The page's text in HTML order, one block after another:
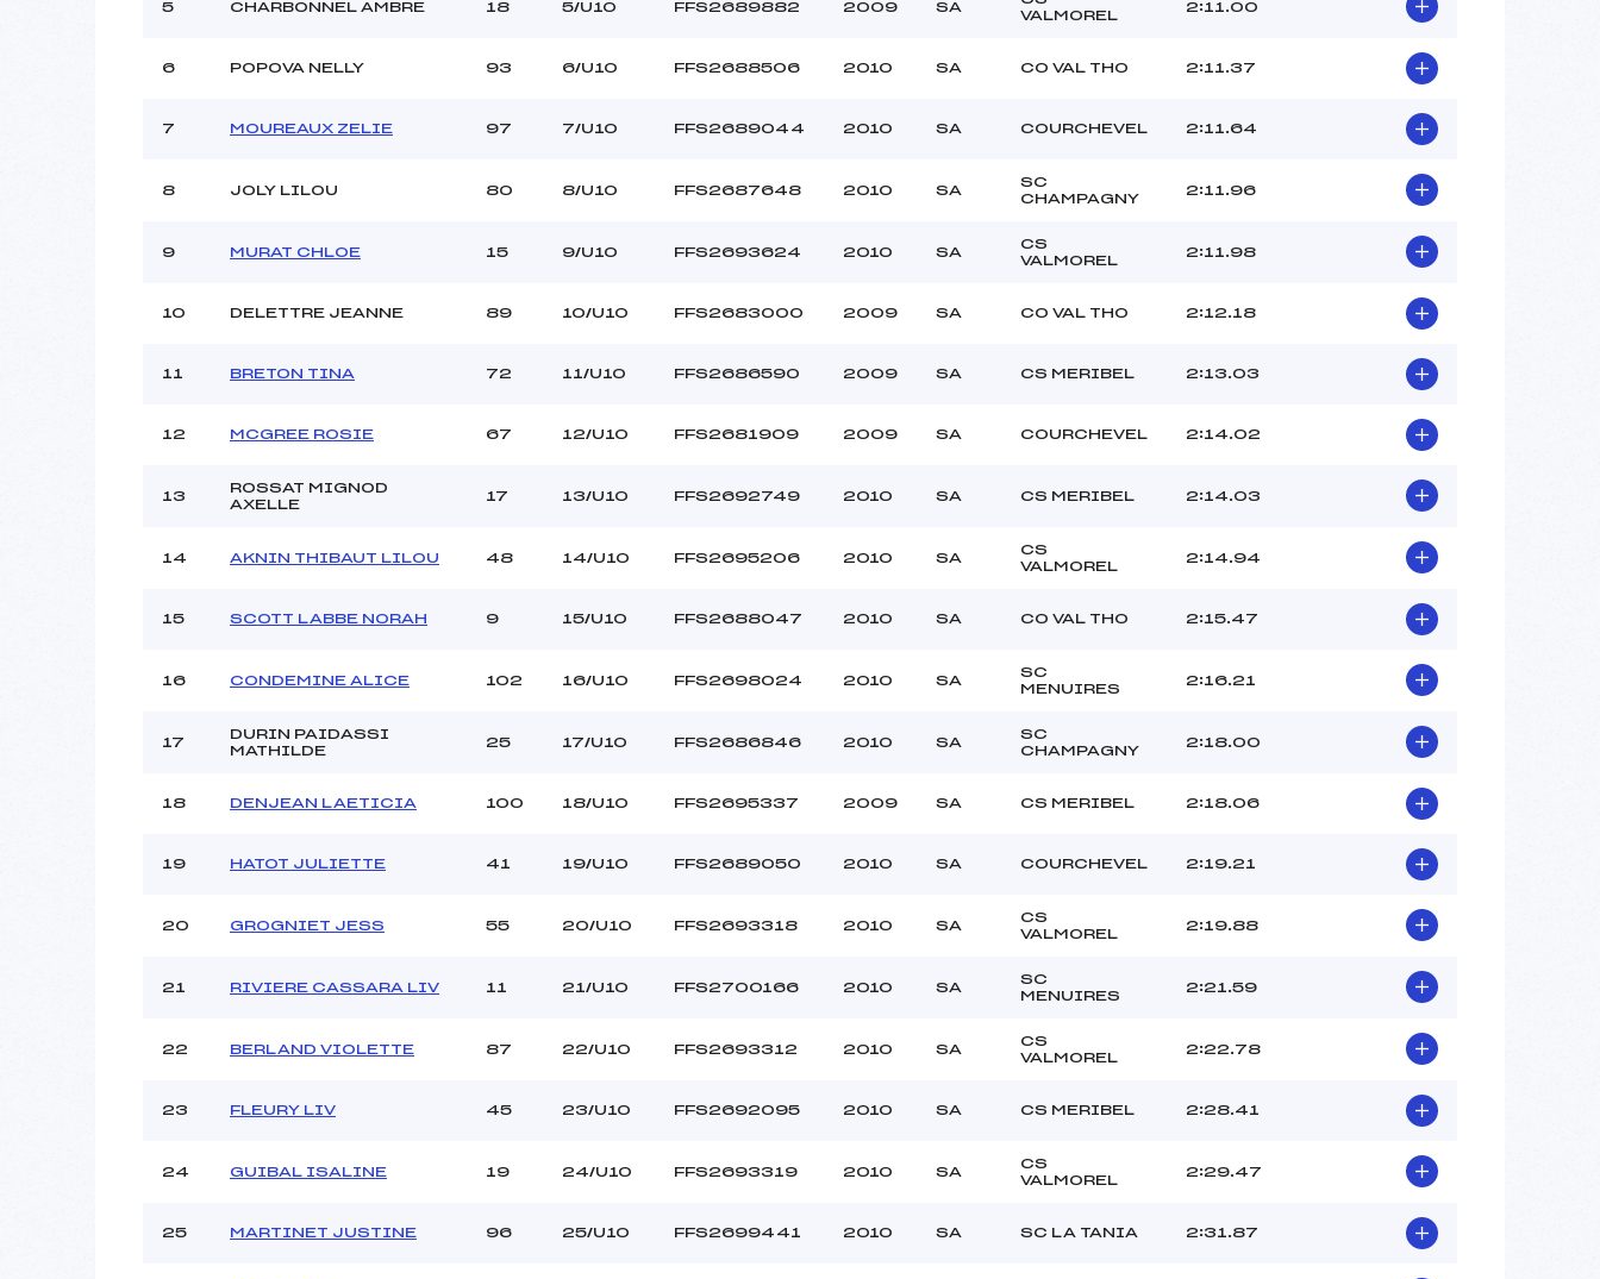
Pénalité appliquée :
–
5 CHARBONNEL AMBRE 18 5/U10 FFS2689882 2009 SA
VALMOREL
2:11.00
6 POPOVA NELLY 93 6/U10 FFS2688506 2010 SA CO VAL THO 2:11.37
7 MOUREAUX ZELIE 97 7/U10 FFS2689044 2010 SA COURCHEVEL 2:11.64
8 JOLY LILOU 80 8/U10 FFS2687648 2010 SA
SC
CHAMPAGNY
2:11.96
9 MURAT CHLOE 15 9/U10 FFS2693624 2010 SA
CS
VALMOREL
2:11.98
10 DELETTRE JEANNE 89 10/U10 FFS2683000 2009 SA CO VAL THO 2:12.18
11 BRETON TINA 72 11/U10 FFS2686590 2009 SA CS MERIBEL 2:13.03
12 MCGREE ROSIE 67 12/U10 FFS2681909 2009 SA COURCHEVEL 2:14.02
13
ROSSAT MIGNOD
AXELLE
17 13/U10 FFS2692749 2010 SA CS MERIBEL 2:14.03
14 AKNIN THIBAUT LILOU 48 14/U10 FFS2695206 2010 SA
CS
VALMOREL
2:14.94
15 SCOTT LABBE NORAH 9 15/U10 FFS2688047 2010 SA CO VAL THO 2:15.47
16 CONDEMINE ALICE 102 16/U10 FFS2698024 2010 SA
SC
MENUIRES
2:16.21
17
DURIN PAIDASSI
MATHILDE
25 17/U10 FFS2686846 2010 SA
SC
CHAMPAGNY
2:18.00
18 DENJEAN LAETICIA 100 18/U10 FFS2695337 2009 SA CS MERIBEL 2:18.06
19 HATOT JULIETTE 41 19/U10 FFS2689050 2010 SA COURCHEVEL 2:19.21
20 GROGNIET JESS 55 20/U10 FFS2693318 2010 SA
CS
VALMOREL
2:19.88
21 RIVIERE CASSARA LIV 11 21/U10 FFS2700166 2010 SA
SC
MENUIRES
2:21.59
22 BERLAND VIOLETTE 87 22/U10 FFS2693312 2010 SA
CS
VALMOREL
2:22.78
23 FLEURY LIV 45 23/U10 FFS2692095 2010 SA CS MERIBEL 2:28.41
24 GUIBAL ISALINE 19 24/U10 FFS2693319 2010 SA
CS
VALMOREL
2:29.47
25 MARTINET JUSTINE 96 25/U10 FFS2699441 2010 SA SC LA TANIA 2:31.87